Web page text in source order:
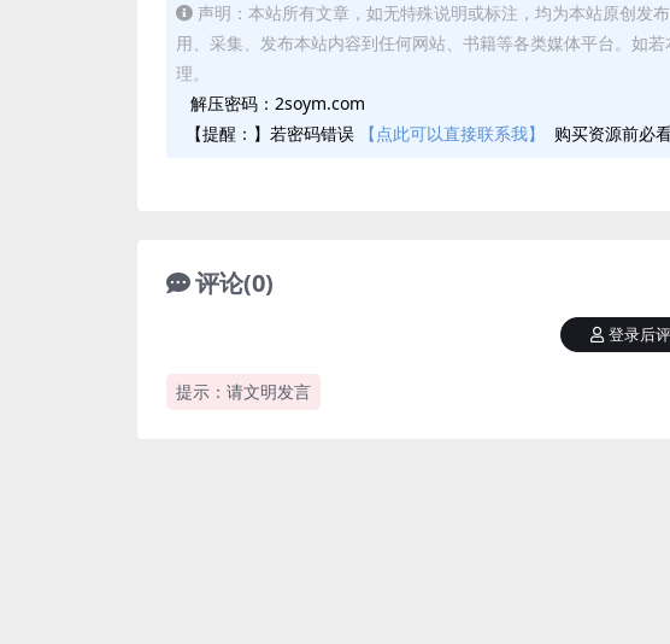
声明：本站所有文章，如无特殊说明或标注，均为本站原创发
用、采集、发布本站内容到任何网站、书籍等各类媒体平台。如
理。
解压密码：2soym.com
【提醒：】若密码错误
【点此可以直接联系我】 购买资源前必
评论(0)
提示：请文明发言
登录后